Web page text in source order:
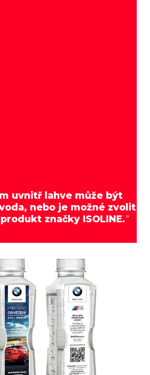
uvnitř lahve může být
nebo je možné zvolit
značky ISOLINE.”